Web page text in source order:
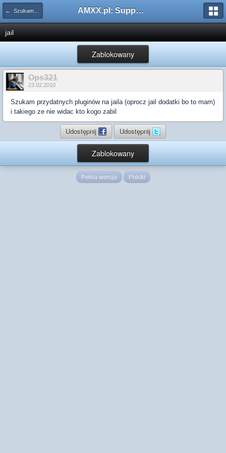
← Szukam pluginu AMXX.pl: Support AMX Mod X i SourceMod
jail
Zablokowany
Ops321
23.02.2010
Szukam przydatnych pluginów na jaila (oprocz jail dodatki bo to mam)
i takiego ze nie widac kto kogo zabil
Udostępnij Udostępnij
Zablokowany
Pełna wersja Polski